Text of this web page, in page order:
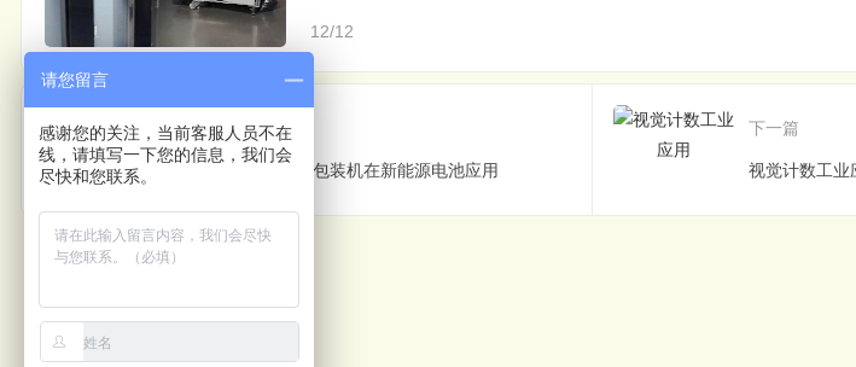
12/12
上一篇
视觉筛选机与筒膜包装机在新能源电池应用
下一篇
视觉计数工业
请您留言
感谢您的关注，当前客服人员不在
线，请填写一下您的信息，我们会
尽快和您联系。